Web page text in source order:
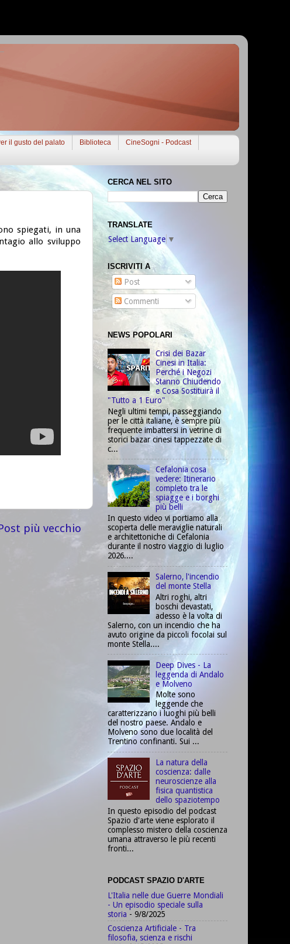
il gusto del palato Biblioteca
CineSogni - Podcast
spiegati, in una
allo sviluppo
più vecchio
CERCA NEL SITO
TRANSLATE
Select Language ▼
ISCRIVITI A
Post
Commenti
NEWS POPOLARI
Crisi dei Bazar
Cinesi in Italia:
Perché i Negozi
Stanno Chiudendo
e Cosa Sostituirà il
"Tutto a 1 Euro"
Negli ultimi tempi, passeggiando
per le città italiane, è sempre più
frequente imbattersi in vetrine di
storici bazar cinesi tappezzate di
c...
Cefalonia cosa
vedere: Itinerario
completo tra le
spiagge e i borghi
più belli
In questo video vi portiamo alla
scoperta delle meraviglie naturali
e architettoniche di Cefalonia
durante il nostro viaggio di luglio
2026....
Salerno, l'incendio
del monte Stella
Altri roghi, altri
boschi devastati,
adesso è la volta di
Salerno, con un incendio che ha
avuto origine da piccoli focolai sul
monte Stella....
Deep Dives - La
leggenda di Andalo
e Molveno
Molte sono
leggende che
caratterizzano i luoghi più belli
del nostro paese. Andalo e
Molveno sono due località del
Trentino confinanti. Sui ...
La natura della
coscienza: dalle
neuroscienze alla
fisica quantistica
dello spaziotempo
In questo episodio del podcast
Spazio d'arte viene esplorato il
complesso mistero della coscienza
umana attraverso le più recenti
fronti...
PODCAST SPAZIO D'ARTE
L'Italia nelle due Guerre Mondiali
- Un episodio speciale sulla
storia - 9/8/2025
Coscienza Artificiale - Tra
filosofia, scienza e rischi